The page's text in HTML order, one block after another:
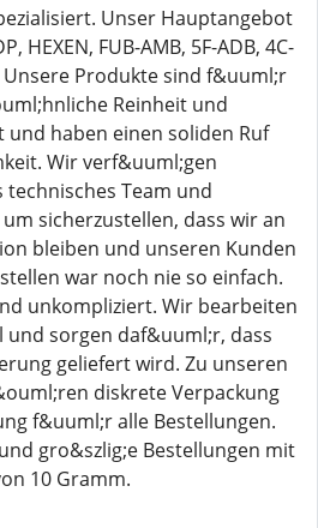
Unser Hauptangebot
HEXEN, FUB-AMB, 5F-ADB, 4C-
Unsere Produkte sind f&uuml;r
Reinheit und
haben einen soliden Ruf
Wir verf&uuml;gen
Team und
sicherzustellen, dass wir an
bleiben und unseren Kunden
war noch nie so einfach.
unkompliziert. Wir bearbeiten
und sorgen daf&uuml;r, dass
geliefert wird. Zu unseren
diskrete Verpackung
f&uuml;r alle Bestellungen.
gro&szlig;e Bestellungen mit
10 Gramm.